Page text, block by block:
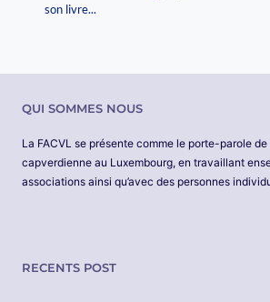
son livre...
QUI SOMMES NOUS
La FACVL se présente comme le porte-parole
capverdienne au Luxembourg, en travaillant
associations ainsi qu’avec des personnes
RECENTS POST